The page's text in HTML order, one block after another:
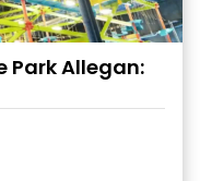
Park Allegan: